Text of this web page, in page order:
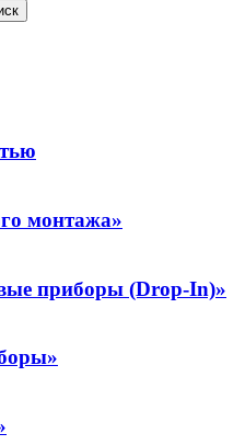
монтажа»
приборы (Drop-In)»